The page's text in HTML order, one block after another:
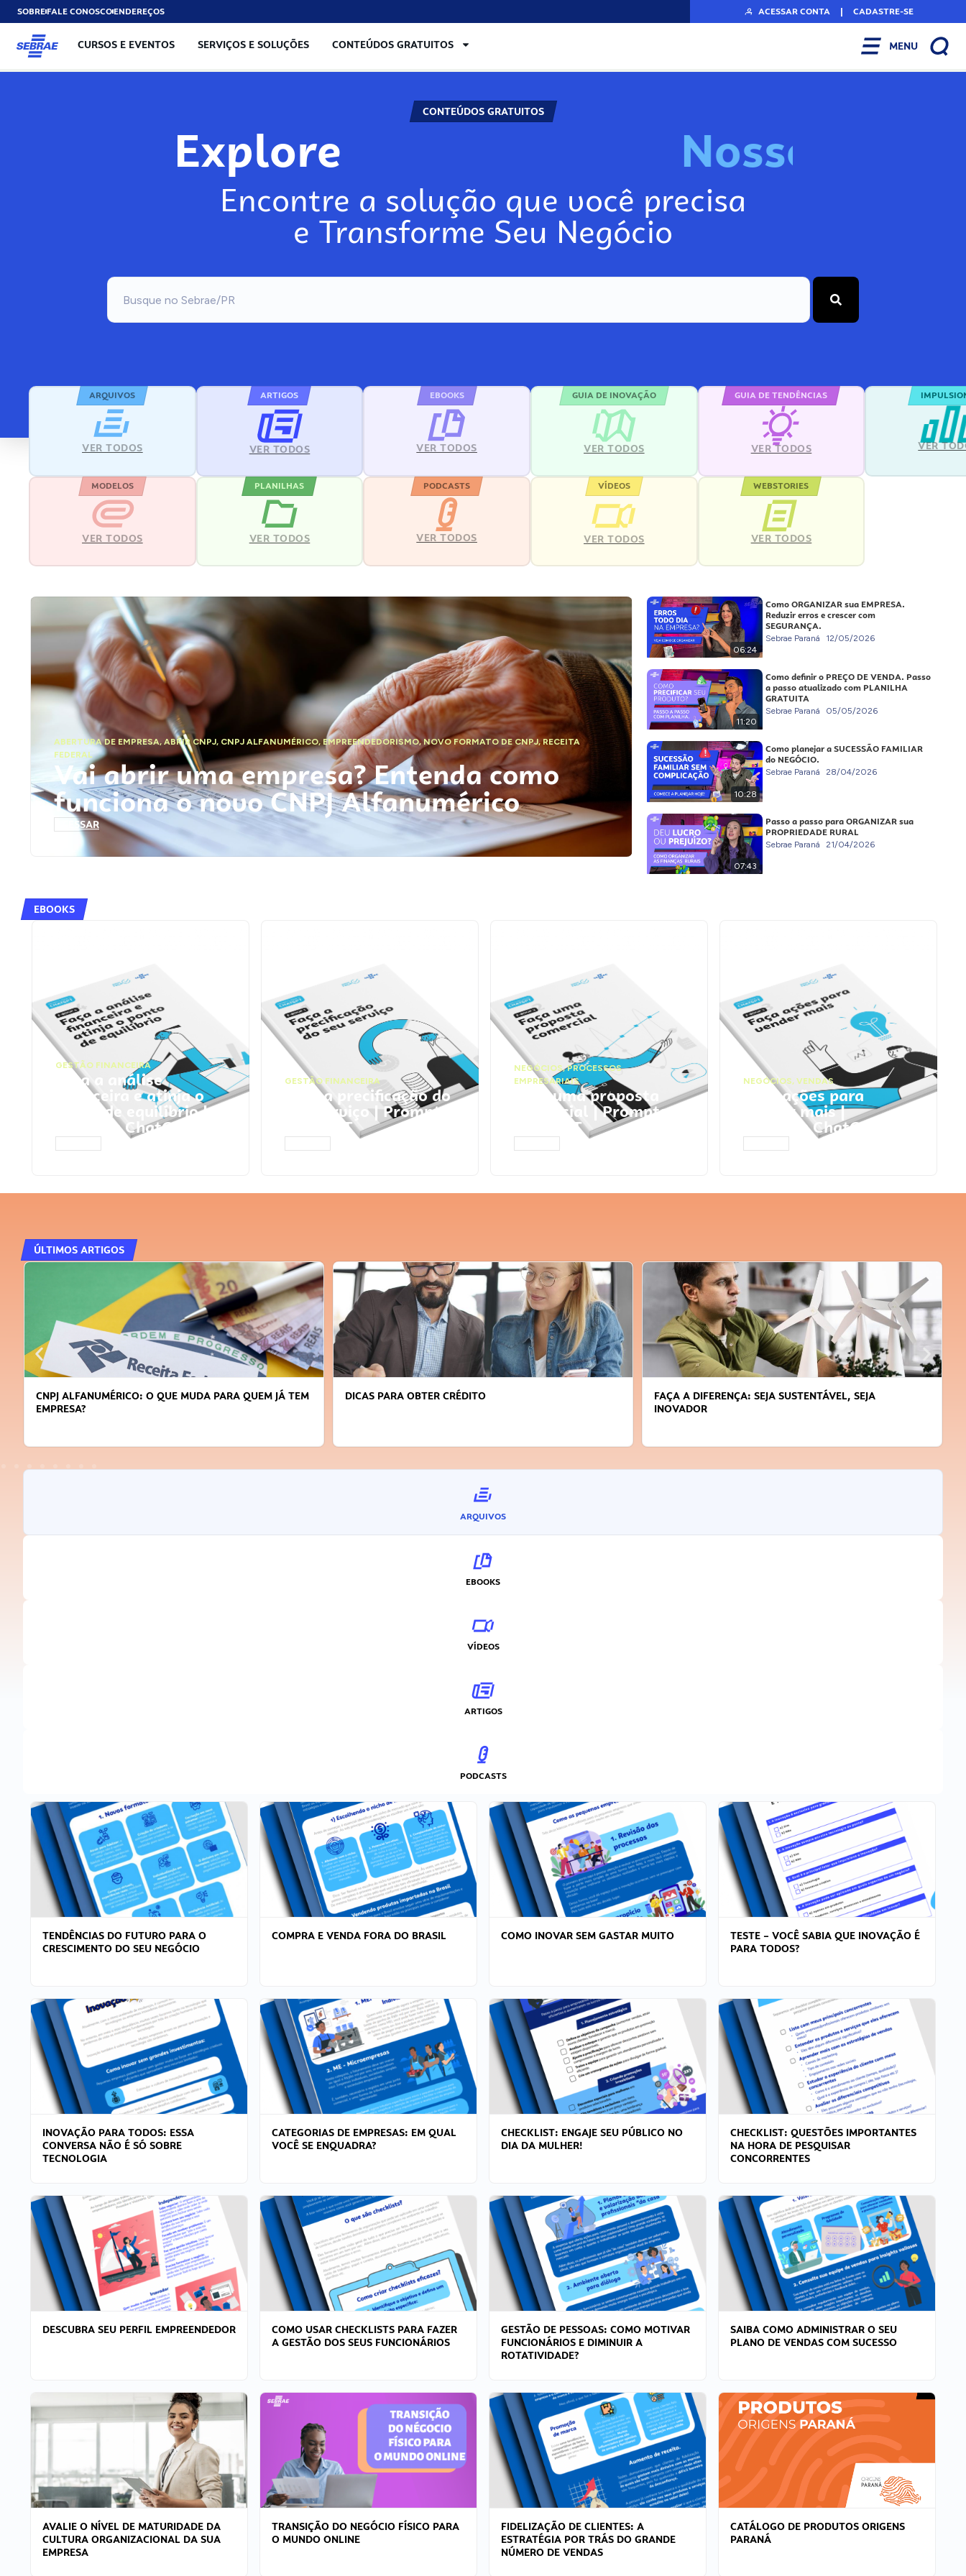
SOBREFALE CONOSCOENDEREÇOS ACESSAR CONTA | CADASTRE-SE
CURSOS E EVENTOS SERVIÇOS E SOLUÇÕES CONTEÚDOS GRATUITOS MENU
CONTEÚDOS GRATUITOS
Explore Nosso
Encontre a solução que você precisa
e Transforme Seu Negócio
ARQUIVOS
VER TODOS
ARTIGOS
VER TODOS
EBOOKS
VER TODOS
GUIA DE INOVAÇÃO
VER TODOS
GUIA DE TENDÊNCIAS
VER TODOS VER
MODELOS
VER TODOS
PLANILHAS
VER TODOS
PODCASTS
VER TODOS
VÍDEOS
VER TODOS
WEBSTORIES
VER TODOS
ABERTURA DE EMPRESA,ABRIR CNPJ, CNPJ ALFANUMÉRICO, EMPREENDEDORISMO,NOVO FORMATO DE CNPJ,RECEITA
FEDERAL
Vai abrir uma empresa? Entenda como
funciona o novo CNPJ Alfanumérico
ACESSAR
06:24
Como ORGANIZAR sua EMPRESA.
Reduzir erros e crescer com
SEGURANÇA.
Sebrae Paraná 12/05/2026
11:20
Como definir o PREÇO DE VENDA. Passo
a passo atualizado com PLANILHA
GRATUITA
Sebrae Paraná 05/05/2026
10:28
Como planejar a SUCESSÃO FAMILIAR
do NEGÓCIO.
Sebrae Paraná 28/04/2026
07:43
Passo a passo para ORGANIZAR sua
PROPRIEDADE RURAL
Sebrae Paraná 21/04/2026
EBOOKS
GESTÃO FINANCEIRA
Faça a análise
financeira e atinja o
ponto de equilíbrio |
Prompts ChatGPT
GESTÃO FINANCEIRA
Faça a precificação do
seu serviço | Prompts
ChatGPT
NEGÓCIOS,PROCESSOS
EMPRESARIAIS
Faça uma proposta
comercial | Prompts
ChatGPT
NEGÓCIOS, VENDAS
Faça ações para
vender mais |
Prompts ChatGPT
ÚLTIMOS ARTIGOS
CNPJ ALFANUMÉRICO: O QUE MUDA PARA QUEM JÁ TEM
EMPRESA?
DICAS PARA OBTER CRÉDITO
FAÇA A DIFERENÇA: SEJA SUSTENTÁVEL, SEJA
INOVADOR
ARQUIVOS
EBOOKS
VÍDEOS
ARTIGOS
PODCASTS
TENDÊNCIAS DO FUTURO PARA O
CRESCIMENTO DO SEU NEGÓCIO
COMPRA E VENDA FORA DO BRASIL COMO INOVAR SEM GASTAR MUITO
TESTE – VOCÊ SABIA QUE INOVAÇÃO É
PARA TODOS?
INOVAÇÃO PARA TODOS: ESSA
CONVERSA NÃO É SÓ SOBRE
TECNOLOGIA
CATEGORIAS DE EMPRESAS: EM QUAL
VOCÊ SE ENQUADRA?
CHECKLIST: ENGAJE SEU PÚBLICO NO
DIA DA MULHER!
CHECKLIST: QUESTÕES IMPORTANTES
NA HORA DE PESQUISAR
CONCORRENTES
DESCUBRA SEU PERFIL EMPREENDEDOR
COMO USAR CHECKLISTS PARA FAZER
A GESTÃO DOS SEUS FUNCIONÁRIOS
GESTÃO DE PESSOAS: COMO MOTIVAR
FUNCIONÁRIOS E DIMINUIR A
ROTATIVIDADE?
SAIBA COMO ADMINISTRAR O SEU
PLANO DE VENDAS COM SUCESSO
AVALIE O NÍVEL DE MATURIDADE DA
CULTURA ORGANIZACIONAL DA SUA
EMPRESA
TRANSIÇÃO DO NEGÓCIO FÍSICO PARA
O MUNDO ONLINE
FIDELIZAÇÃO DE CLIENTES: A
ESTRATÉGIA POR TRÁS DO GRANDE
NÚMERO DE VENDAS
CATÁLOGO DE PRODUTOS ORIGENS
PARANÁ